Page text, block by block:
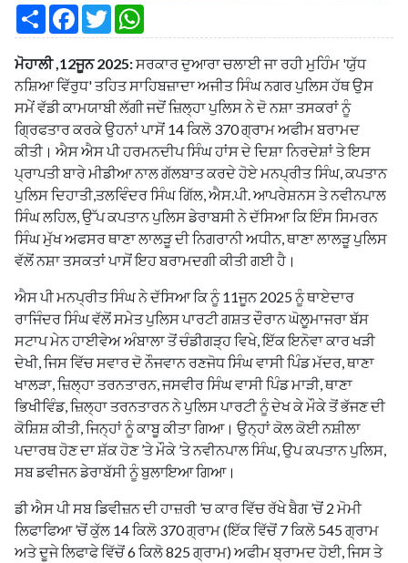
S
a
r
e
F
c
e
b
o
o
k
T
w
i
t
t
e
r
a
t
s
A
p
p
ਮੋਹਾਲੀ ,12ਜੂਨ 2025:ਸਰਕਾਰ ਦੁਆਰਾ ਚਲਾਈ ਜਾ ਰਹੀ ਮੁਹਿੰਮ 'ਯੁੱਧ
ਨਸ਼ਿਆ ਵਿੱਰੁਧ' ਤਹਿਤ ਸਾਹਿਬਜ਼ਾਦਾ ਅਜੀਤ ਸਿੰਘ ਨਗਰ ਪੁਲਿਸ ਹੱਥ ਉਸ
ਸਮੇਂ ਵੱਡੀ ਕਾਮਯਾਬੀ ਲੱਗੀ ਜਦੋਂ ਜ਼ਿਲ੍ਹਾ ਪੁਲਿਸ ਨੇ ਦੋ ਨਸ਼ਾ ਤਸਕਰਾਂ ਨੂੰ
ਗ੍ਰਿਫਤਾਰ ਕਰਕੇ ਉਹਨਾਂ ਪਾਸੋਂ 14 ਕਿਲੋ 370 ਗ੍ਰਾਮ ਅਫੀਮ ਬਰਾਮਦ
ਕੀਤੀ। ਐਸ ਐਸ ਪੀ ਹਰਮਨਦੀਪ ਸਿੰਘ ਹਾਂਸ ਦੇ ਦਿਸ਼ਾ ਨਿਰਦੇਸ਼ਾਂ ਤੇ ਇਸ
ਪ੍ਰਾਪਤੀ ਬਾਰੇ ਮੀਡੀਆ ਨਾਲ ਗੱਲਬਾਤ ਕਰਦੇ ਹੋਏ ਮਨਪ੍ਰੀਤ ਸਿੰਘ, ਕਪਤਾਨ
ਪੁਲਿਸ ਦਿਹਾਤੀ,ਤਲਵਿੰਦਰ ਸਿੰਘ ਗਿੱਲ, ਐਸ.ਪੀ. ਆਪਰੇਸ਼ਨਸ ਤੇ ਨਵੀਨਪਾਲ
ਸਿੰਘ ਲਹਿਲ, ਉੱਪ ਕਪਤਾਨ ਪੁਲਿਸ ਡੇਰਾਬਸੀ ਨੇ ਦੱਸਿਆ ਕਿ ਇੰਸ ਸਿਮਰਨ
ਸਿੰਘ ਮੁੱਖ ਅਫਸਰ ਥਾਣਾ ਲਾਲੜੂ ਦੀ ਨਿਗਰਾਨੀ ਅਧੀਨ, ਥਾਣਾ ਲਾਲੜੂ ਪੁਲਿਸ
ਵੱਲੋਂ ਨਸ਼ਾ ਤਸਕਤਾਂ ਪਾਸੋਂ ਇਹ ਬਰਾਮਦਗੀ ਕੀਤੀ ਗਈ ਹੈ।
ਐਸ ਪੀ ਮਨਪ੍ਰੀਤ ਸਿੰਘ ਨੇ ਦੱਸਿਆ ਕਿ ਨੂੰ 11ਜੂਨ 2025 ਨੂੰ ਥਾਏਦਾਰ
ਰਾਜਿੰਦਰ ਸਿੰਘ ਵੱਲੋਂ ਸਮੇਤ ਪੁਲਿਸ ਪਾਰਟੀ ਗਸ਼ਤ ਦੌਰਾਨ ਘੋਲੂਮਾਜਰਾ ਬੱਸ
ਸਟਾਪ ਮੇਨ ਹਾਈਵੇਅ ਅੰਬਾਲਾ ਤੋਂ ਚੰਡੀਗੜ੍ਹ ਵਿਖੇ, ਇੱਕ ਇਨੋਵਾ ਕਾਰ ਖੜੀ
ਦੇਖੀ, ਜਿਸ ਵਿੱਚ ਸਵਾਰ ਦੋ ਨੌਜਵਾਨ ਰਣਜੋਧ ਸਿੰਘ ਵਾਸੀ ਪਿੰਡ ਮੱਦਰ, ਥਾਣਾ
ਖਾਲੜਾ, ਜ਼ਿਲ੍ਹਾ ਤਰਨਤਾਰਨ, ਜਸਵੀਰ ਸਿੰਘ ਵਾਸੀ ਪਿੰਡ ਮਾੜੀ, ਥਾਣਾ
ਭਿਖੀਵਿੰਡ, ਜ਼ਿਲ੍ਹਾ ਤਰਨਤਾਰਨ ਨੇ ਪੁਲਿਸ ਪਾਰਟੀ ਨੂੰ ਦੇਖ ਕੇ ਮੌਕੇ ਤੋਂ ਭੱਜਣ ਦੀ
ਕੋਸ਼ਿਸ਼ ਕੀਤੀ, ਜਿਨ੍ਹਾਂ ਨੂੰ ਕਾਬੂ ਕੀਤਾ ਗਿਆ। ਉਨ੍ਹਾਂ ਕੋਲ ਕੋਈ ਨਸ਼ੀਲਾ
ਪਦਾਰਥ ਹੋਣ ਦਾ ਸ਼ੱਕ ਹੋਣ ’ਤੇ ਮੌਕੇ ’ਤੇ ਨਵੀਨਪਾਲ ਸਿੰਘ, ਉਪ ਕਪਤਾਨ ਪੁਲਿਸ,
ਸਬ ਡਵੀਜਨ ਡੇਰਾਬੱਸੀ ਨੂੰ ਬੁਲਾਇਆ ਗਿਆ।
ਡੀ ਐਸ ਪੀ ਸਬ ਡਿਵੀਜ਼ਨ ਦੀ ਹਾਜ਼ਰੀ ’ਚ ਕਾਰ ਵਿੱਚ ਰੱਖੇ ਬੈਗ ’ਚੋਂ 2 ਮੋਮੀ
ਲਿਫਾਫਿਆ ’ਚੋਂ ਕੁੱਲ 14 ਕਿਲੋ 370 ਗ੍ਰਾਮ (ਇੱਕ ਵਿੱਚੋਂ 7 ਕਿਲੋ 545 ਗ੍ਰਾਮ
ਅਤੇ ਦੂਜੇ ਲਿਫਾਫੇ ਵਿੱਚੋਂ 6 ਕਿਲੋ 825 ਗ੍ਰਾਮ) ਅਫੀਮ ਬ੍ਰਾਮਦ ਹੋਈ, ਜਿਸ ਤੇ